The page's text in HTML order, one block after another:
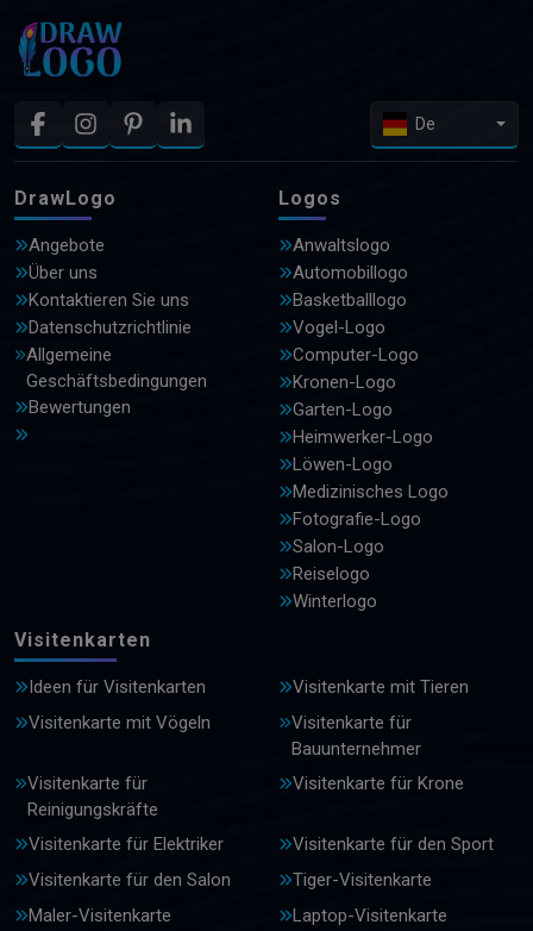
De
DrawLogo
Angebote
Über uns
Kontaktieren Sie uns
Datenschutzrichtlinie
Allgemeine
Geschäftsbedingungen
Bewertungen
Logos
Anwaltslogo
Automobillogo
Basketballlogo
Vogel-Logo
Computer-Logo
Kronen-Logo
Garten-Logo
Heimwerker-Logo
Löwen-Logo
Medizinisches Logo
Fotografie-Logo
Salon-Logo
Reiselogo
Winterlogo
Visitenkarten
Ideen für Visitenkarten
Visitenkarte mit Tieren
Visitenkarte mit Vögeln
Visitenkarte für
Bauunternehmer
Visitenkarte für
Reinigungskräfte
Visitenkarte für Krone
Visitenkarte für Elektriker
Visitenkarte für den Sport
Visitenkarte für den Salon
Tiger-Visitenkarte
Maler-Visitenkarte
Laptop-Visitenkarte